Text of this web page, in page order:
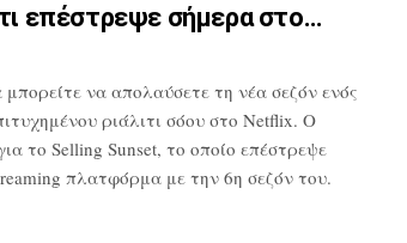
επέστρεψε σήμερα στο…
να απολαύσετε τη νέα σεζόν ενός
ριάλιτι σόου στο Netflix. Ο
το Selling Sunset, το οποίο επέστρεψε
πλατφόρμα με την 6η σεζόν του.